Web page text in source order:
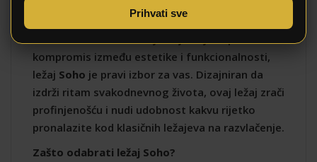
kompromis između estetike i funkcionalnosti,
ležaj Soho je pravi izbor za vas. Dizajniran da
izdrži ritam svakodnevnog života, ovaj ležaj zrači
profinjenošću i nudi udobnost kakvu rijetko
pronalazite kod klasičnih ležajeva na razvlačenje.
Zašto odabrati ležaj Soho?
Prihvati sve